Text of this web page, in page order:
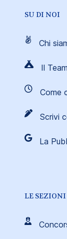
SU DI NOI
Chi
Il Team
Come
Scrivi
La
LE